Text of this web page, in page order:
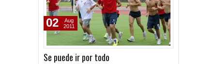
Se puede ir por todo
02
Aug
2011